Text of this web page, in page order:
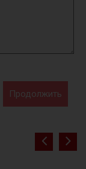
Продолжить